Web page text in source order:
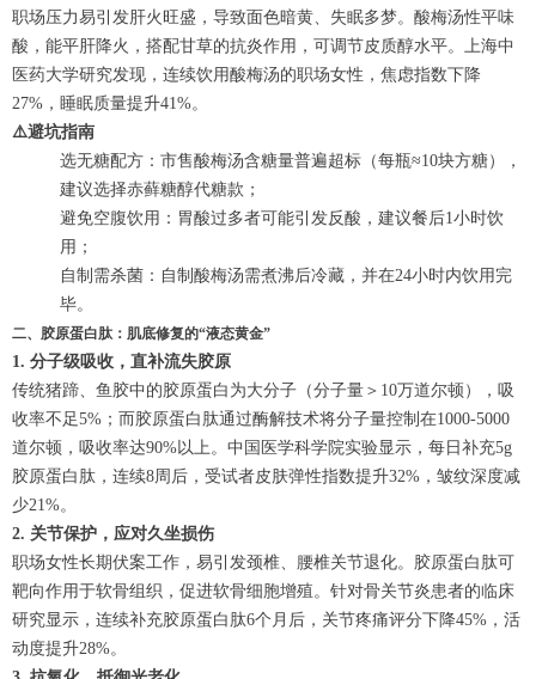
职场压力易引发肝火旺盛，导致面色暗黄、失眠多梦。酸梅汤性平味
酸，能平肝降火，搭配甘草的抗炎作用，可调节皮质醇水平。上海中
医药大学研究发现，连续饮用酸梅汤的职场女性，焦虑指数下降
27%，睡眠质量提升41%。
⚠️避坑指南
选无糖配方：市售酸梅汤含糖量普遍超标（每瓶≈10块方糖），
建议选择赤藓糖醇代糖款；
避免空腹饮用：胃酸过多者可能引发反酸，建议餐后1小时饮
用；
自制需杀菌：自制酸梅汤需煮沸后冷藏，并在24小时内饮用完
毕。
二、胶原蛋白肽：肌底修复的“液态黄金”
1. 分子级吸收，直补流失胶原
传统猪蹄、鱼胶中的胶原蛋白为大分子（分子量＞10万道尔顿），吸
收率不足5%；而胶原蛋白肽通过酶解技术将分子量控制在1000-5000
道尔顿，吸收率达90%以上。中国医学科学院实验显示，每日补充5g
胶原蛋白肽，连续8周后，受试者皮肤弹性指数提升32%，皱纹深度减
少21%。
2. 关节保护，应对久坐损伤
职场女性长期伏案工作，易引发颈椎、腰椎关节退化。胶原蛋白肽可
靶向作用于软骨组织，促进软骨细胞增殖。针对骨关节炎患者的临床
研究显示，连续补充胶原蛋白肽6个月后，关节疼痛评分下降45%，活
动度提升28%。